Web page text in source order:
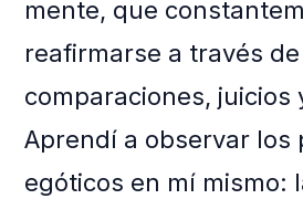
mente, que
reafirmarse a través de
comparaciones, juicios
Aprendí a observar los
egóticos en mí mismo: